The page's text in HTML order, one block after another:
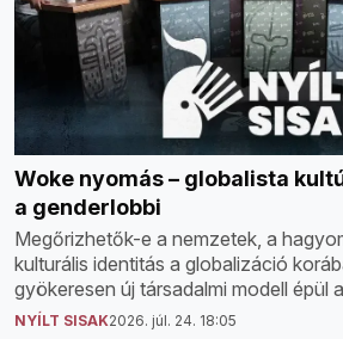
Woke nyomás – globalista
a genderlobbi
Megőrizhetők-e a nemzetek, a
kulturális identitás a globalizáció
gyökeresen új társadalmi modell épül
NYÍLT SISAK2026. júl. 24. 18:05